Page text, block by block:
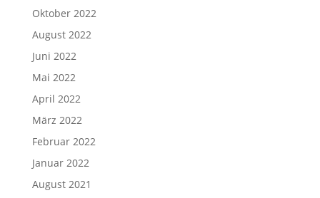
Oktober 2022
August 2022
Juni 2022
Mai 2022
April 2022
März 2022
Februar 2022
Januar 2022
August 2021